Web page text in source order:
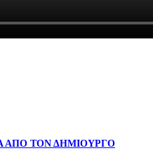
ΑΠΟ ΤΟΝ ΔΗΜΙΟΥΡΓΟ